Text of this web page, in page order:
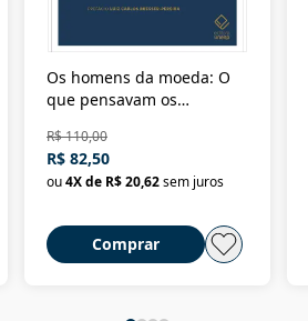
Os homens da moeda: O
que pensavam os
Nova República (1985-
2018)
R$ 110,00
R$ 82,50
ou4X de R$ 20,62sem juros
Comprar